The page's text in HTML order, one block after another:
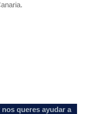
queres ayudar a